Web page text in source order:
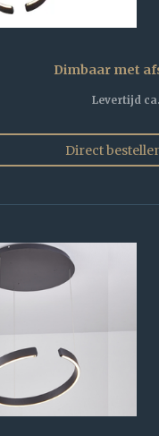
Dimbaar met
Levertijd
Direct